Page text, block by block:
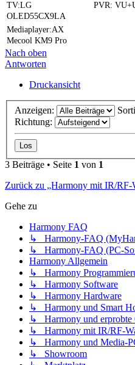
TV:LG
OLED55CX9LA
PVR:
Mediaplayer:AX
Mecool KM9 Pro
Nach oben
Antworten
Druckansicht
Anzeigen:
Richtung:
3 Beiträge • Seite 1 von 1
Zurück zu „Harmony mit IR/RF-
Gehe zu
Harmony FAQ
↳ Harmony-FAQ
↳ Harmony-FAQ (PC-
Harmony Allgemein
↳ Harmony
↳ Harmony Software
↳ Harmony Hardware
↳ Harmony und Smart
↳ Harmony und erprobte
↳ Harmony mit IR/RF-
↳ Harmony und Media-
↳ Showroom